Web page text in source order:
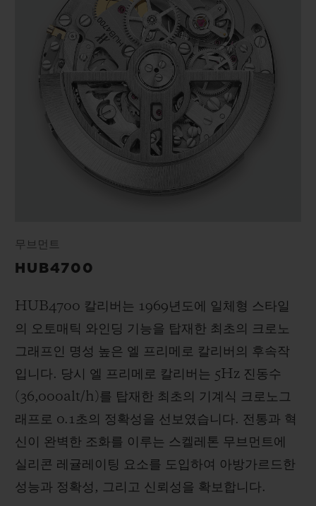
무브먼트
HUB4700
HUB4700 칼리버는 1969년도에 일체형 스타일
의 오토매틱 와인딩 기능을 탑재한 최초의 크로노
그래프인 명성 높은 엘 프리메로 칼리버의 후속작
입니다. 당시 엘 프리메로 칼리버는 5Hz 진동수
(36,000alt/h)를 탑재한 최초의 기계식 크로노그
래프로 0.1초의 정확성을 선보였습니다. 전통과 혁
신이 완벽한 조화를 이루는 스켈레톤 무브먼트에
실리콘 레귤레이팅 요소를 도입하여 아방가르드한
성능과 정확성, 그리고 신뢰성을 확보합니다.